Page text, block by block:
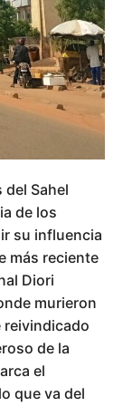
Sahel
de los
su influencia
más reciente
Diori
murieron
reivindicado
de la
el
que va del